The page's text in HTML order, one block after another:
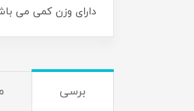
دارای وزن کمی می
برسی